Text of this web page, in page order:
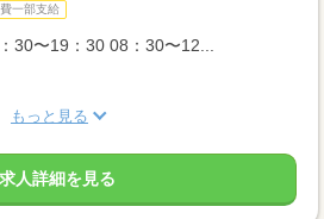
一部支給
30〜19：30 08：30〜12...
もっと見る
求人詳細を見る